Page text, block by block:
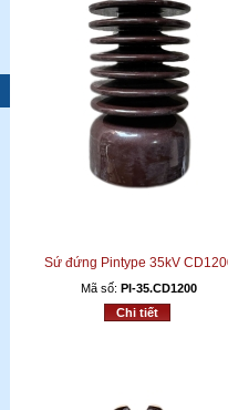
Sứ đứng Pintype 35kV
Mã số: PI-35.CD1200
Chi tiết